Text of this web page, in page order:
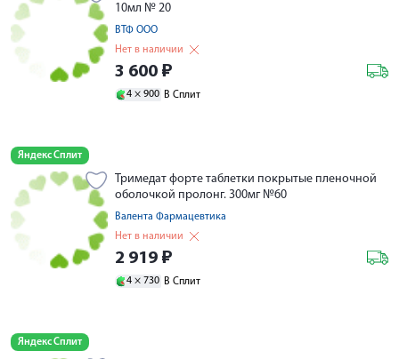
10мл № 20
ВТФ ООО
Нет в наличии
3 600 ₽
4 × 900 В Сплит
Яндекс Сплит
Тримедат форте таблетки покрытые пленочной
оболочкой пролонг. 300мг №60
Валента Фармацевтика
Нет в наличии
2 919 ₽
4 × 730 В Сплит
Яндекс Сплит